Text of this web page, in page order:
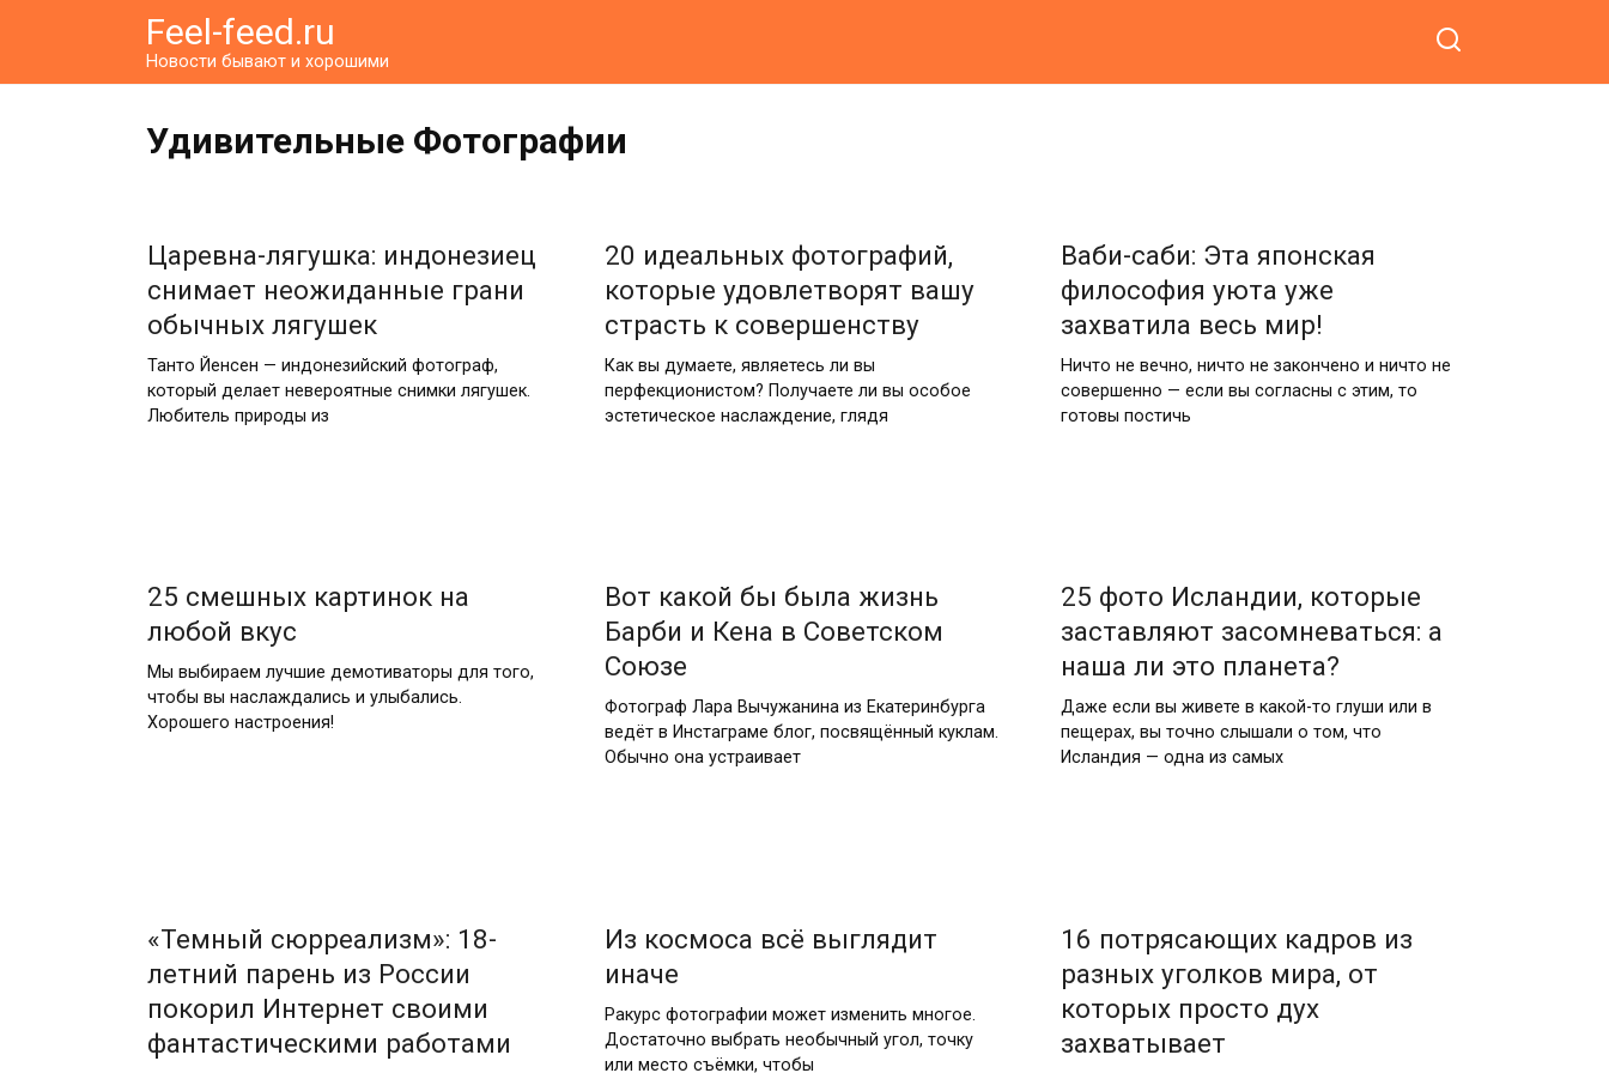
Feel-feed.ru
Новости бывают и хорошими
Удивительные Фотографии
Царевна-лягушка: индонезиец
снимает неожиданные грани
обычных лягушек
Танто Йенсен — индонезийский фотограф,
который делает невероятные снимки лягушек.
Любитель природы из
20 идеальных фотографий,
которые удовлетворят вашу
страсть к совершенству
Как вы думаете, являетесь ли вы
перфекционистом? Получаете ли вы особое
эстетическое наслаждение, глядя
Ваби-саби: Эта японская
философия уюта уже
захватила весь мир!
Ничто не вечно, ничто не закончено и ничто не
совершенно — если вы согласны с этим, то
готовы постичь
25 смешных картинок на
любой вкус
Мы выбираем лучшие демотиваторы для того,
чтобы вы наслаждались и улыбались.
Хорошего настроения!
Вот какой бы была жизнь
Барби и Кена в Советском
Союзе
Фотограф Лара Вычужанина из Екатеринбурга
ведёт в Инстаграме блог, посвящённый куклам.
Обычно она устраивает
25 фото Исландии, которые
заставляют засомневаться: а
наша ли это планета?
Даже если вы живете в какой-то глуши или в
пещерах, вы точно слышали о том, что
Исландия — одна из самых
«Темный сюрреализм»: 18-
летний парень из России
покорил Интернет своими
фантастическими работами
Из космоса всё выглядит
иначе
Ракурс фотографии может изменить многое.
Достаточно выбрать необычный угол, точку
или место съёмки, чтобы
16 потрясающих кадров из
разных уголков мира, от
которых просто дух
захватывает